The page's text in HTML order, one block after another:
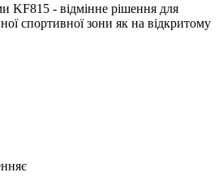
KF815 - відмінне рішення для
спортивної зони як на відкритому
є